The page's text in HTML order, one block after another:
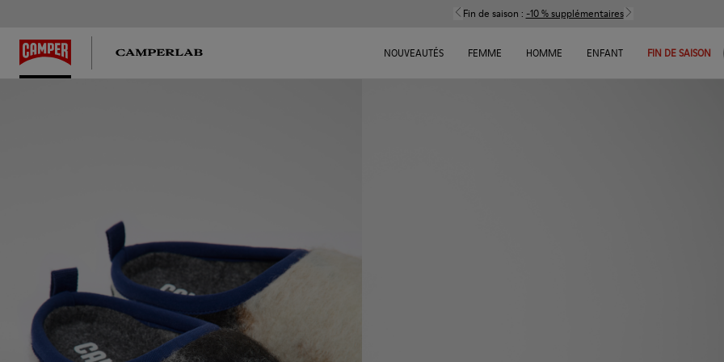
Fin de saison : -10 % supplémentaires
NOUVEAUTÉS FEMME HOMME ENFANT FIN DE SAISON